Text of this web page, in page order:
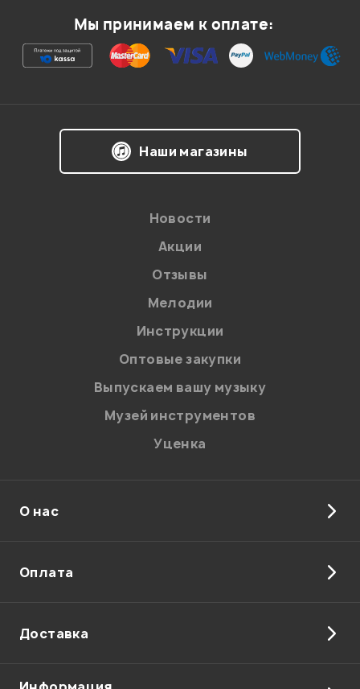
Мы принимаем к оплате:
Наши магазины
Новости
Акции
Отзывы
Мелодии
Инструкции
Оптовые закупки
Выпускаем вашу музыку
Музей инструментов
Уценка
О нас
Оплата
Доставка